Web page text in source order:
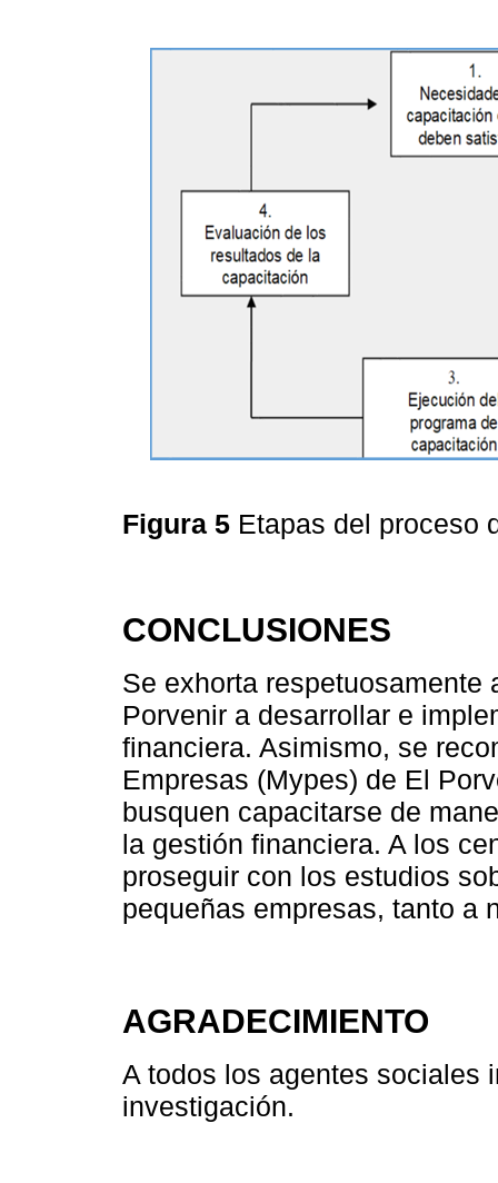
Figura 5 Etapas del proceso
CONCLUSIONES
Se exhorta
Porvenir a desarrollar e
financiera. Asimismo, se
Empresas (Mypes) de El
busquen capacitarse de
la gestión financiera. A los
proseguir con los estudios
pequeñas empresas, tanto a
AGRADECIMIENTO
A todos los agentes sociales
investigación.